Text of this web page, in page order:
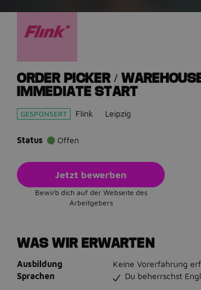
ORDER PICKER /
IMMEDIATE START
GESPONSERT Flink Leipzig
Status Offen
Jetzt bewerben
Bewirb dich auf der Webseite des
Arbeitgebers
WAS WIR ERWARTEN
Ausbildung
Keine Vorerfahrung
Sprachen
Du beherrschst